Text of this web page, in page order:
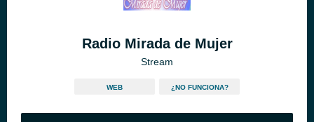
Radio Mirada de Mujer
Stream
WEB ¿NO FUNCIONA?